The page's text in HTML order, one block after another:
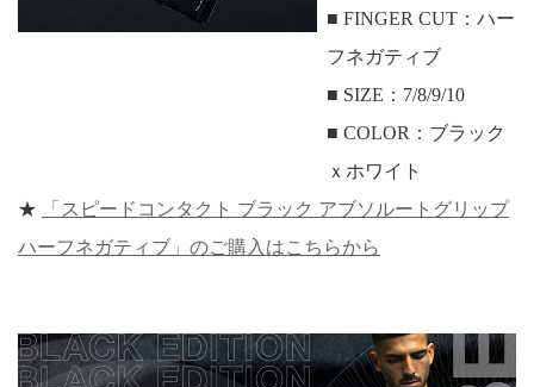
■ FINGER CUT：ハー
フネガティブ
■ SIZE：7/8/9/10
■ COLOR：ブラック
ｘホワイト
★
「スピードコンタクト ブラック アブソルートグリップ
ハーフネガティブ」のご購入はこちらから